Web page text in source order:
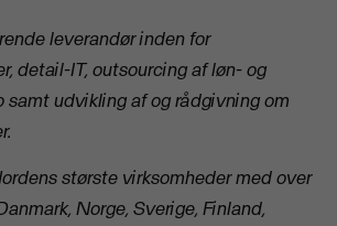
leverandør inden for
detail-IT, outsourcing af løn- og
samt udvikling af og rådgivning om
største virksomheder med over
Norge, Sverige, Finland,